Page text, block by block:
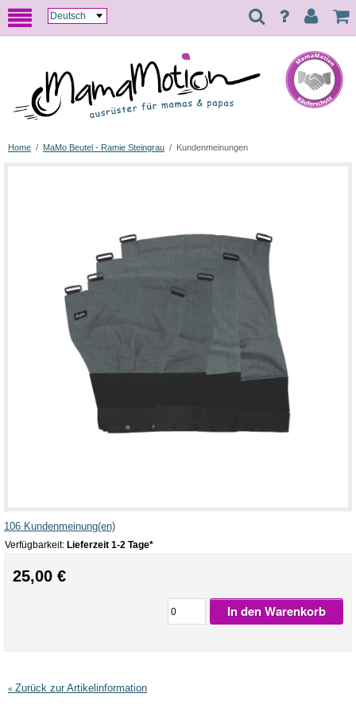
Home / MaMo Beutel - Ramie Steingrau / Kundenmeinungen
106 Kundenmeinung(en)
Verfügbarkeit: Lieferzeit 1-2 Tage*
25,00 €
In den Warenkorb
« Zurück zur Artikelinformation